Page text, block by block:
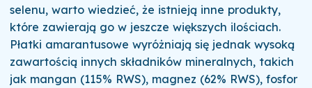
selenu, warto wiedzieć, że istnieją inne produkty,
które zawierają go w jeszcze większych ilościach.
Płatki amarantusowe wyróżniają się jednak wysoką
zawartością innych składników mineralnych, takich
jak mangan (115% RWS), magnez (62% RWS), fosfor